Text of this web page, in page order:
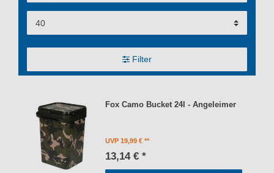
Filter
Fox Camo Bucket 24l - Angeleimer
UVP 19,99 €
13,14 € *